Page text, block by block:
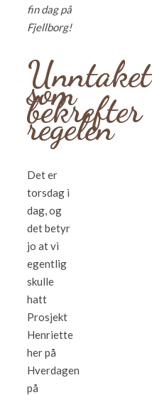
fin dag på
Fjellborg!
Unntaket
som
bekrefter
regelen
Det er
torsdag i
dag, og
det betyr
jo at vi
egentlig
skulle
hatt
Prosjekt
Henriette
her på
Hverdagen
på